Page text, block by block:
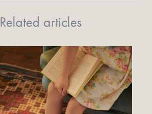
Related articles